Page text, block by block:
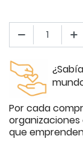
Por cada
que